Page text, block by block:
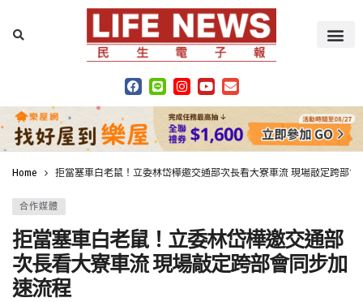
Home 拒當塞車白老鼠！立委林岱樺邀交通部次長看大寮車流 現場敲定跨部會
合作媒體
拒當塞車白老鼠！立委林岱樺邀交通部
次長看大寮車流 現場敲定跨部會同步加
速流程